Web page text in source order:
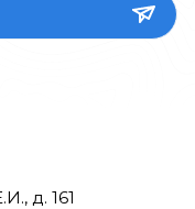
д. 161